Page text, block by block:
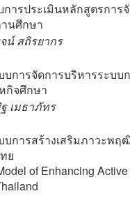
ารประเมินหลักสูตรการ
นศึกษา
น์ สถิรยากร
การจัดการบริหารระบบ
กิจศึกษา
เมธาภัทร
การสร้างเสริมภาวะพฤ
ย
of Enhancing